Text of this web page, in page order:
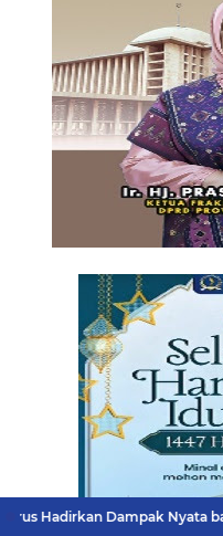
Dampak Nyata bagi Masyarakat